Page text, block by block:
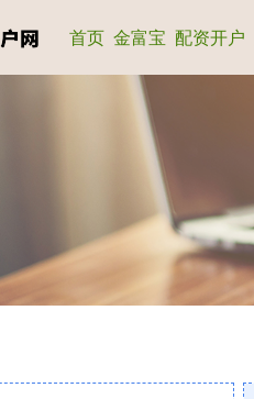
首页 金富宝 配资开户